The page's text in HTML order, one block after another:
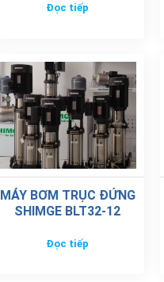
Đọc tiếp
MÁY BƠM TRỤC ĐỨNG
SHIMGE BLT32-12
Đọc tiếp